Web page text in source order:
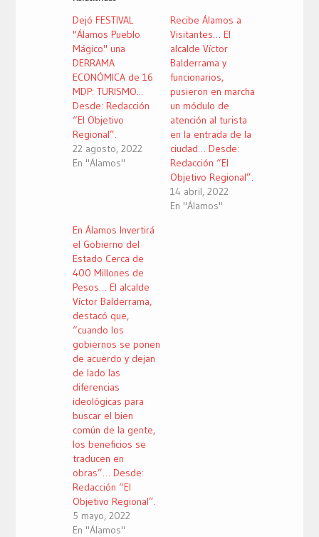
una
ventana
nueva)
ventana
nueva)
una
ventana
nueva)
Dejó FESTIVAL
"Álamos Pueblo
Mágico" una
DERRAMA
ECONÓMICA de 16
MDP: TURISMO...
Desde: Redacción
“El Objetivo
Regional”.
22 agosto, 2022
En "Álamos"
Recibe Álamos a
Visitantes… El
alcalde Víctor
Balderrama y
funcionarios,
pusieron en marcha
un módulo de
atención al turista
en la entrada de la
ciudad… Desde:
Redacción “El
Objetivo Regional”.
14 abril, 2022
En "Álamos"
En Álamos Invertirá
el Gobierno del
Estado Cerca de
400 Millones de
Pesos… El alcalde
Víctor Balderrama,
destacó que,
“cuando los
gobiernos se ponen
de acuerdo y dejan
de lado las
diferencias
ideológicas para
buscar el bien
común de la gente,
los beneficios se
traducen en
obras”… Desde:
Redacción “El
Objetivo Regional”.
5 mayo, 2022
En "Álamos"